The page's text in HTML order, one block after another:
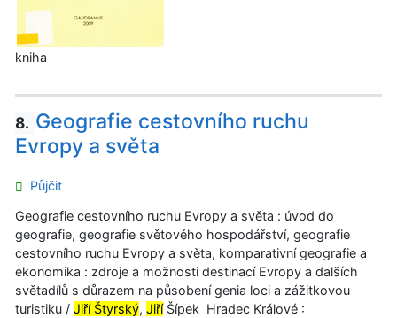
kniha
8. Geografie cestovního ruchu
Evropy a světa
Půjčit
Geografie cestovního ruchu Evropy a světa : úvod do
geografie, geografie světového hospodářství, geografie
cestovního ruchu Evropy a světa, komparativní geografie a
ekonomika : zdroje a možnosti destinací Evropy a dalších
světadílů s důrazem na působení genia loci a zážitkovou
turistiku / Jiří Štyrský, JiříŠípek Hradec Králové :